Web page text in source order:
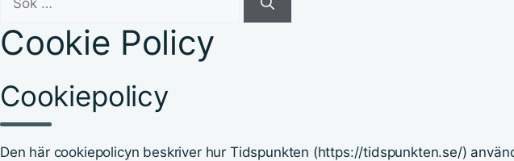
efter:
Cookie Policy
Cookiepolicy
Den här cookiepolicyn beskriver hur Tidspunkten (https://tidspunkten.se/)